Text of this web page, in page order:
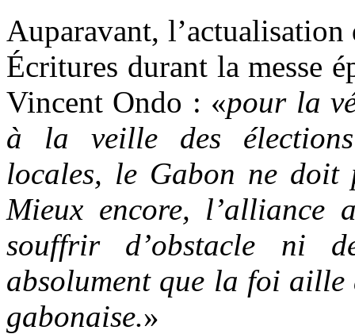
Auparavant,
Écritures durant la messe
Vincent Ondo : «pour la
à la veille des
locales, le Gabon ne doit
Mieux encore,
souffrir d’obstacle ni
absolument que la foi
gabonaise.»